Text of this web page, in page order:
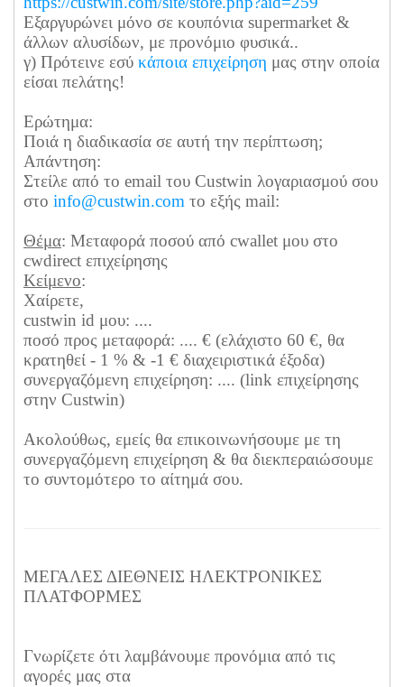
Εξαργυρώνει μόνο σε κουπόνια supermarket &
άλλων αλυσίδων, με προνόμιο φυσικά..
γ) Πρότεινε εσύ κάποια επιχείρηση μας στην οποία
είσαι πελάτης!
Ερώτημα:
Ποιά η διαδικασία σε αυτή την περίπτωση;
Απάντηση:
Στείλε από το email του Custwin λογαριασμού σου
στο info@custwin.com το εξής mail:
Θέμα: Μεταφορά ποσού από cwallet μου στο
cwdirect επιχείρησης
Κείμενο:
Χαίρετε,
custwin id μου: ....
ποσό προς μεταφορά: .... € (ελάχιστο 60 €, θα
κρατηθεί - 1 % & -1 € διαχειριστικά έξοδα)
συνεργαζόμενη επιχείρηση: .... (link επιχείρησης
στην Custwin)
Ακολούθως, εμείς θα επικοινωνήσουμε με τη
συνεργαζόμενη επιχείρηση & θα διεκπεραιώσουμε
το συντομότερο το αίτημά σου.
ΜΕΓΑΛΕΣ ΔΙΕΘΝΕΙΣ ΗΛΕΚΤΡΟΝΙΚΕΣ
ΠΛΑΤΦΟΡΜΕΣ
Γνωρίζετε ότι λαμβάνουμε προνόμια από τις
αγορές μας στα